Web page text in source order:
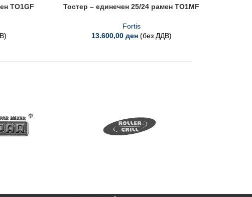
TO1GF Тостер – единечен 25/24 рамен TO1MF
Fortis
13.600,00 ден (без ДДВ)